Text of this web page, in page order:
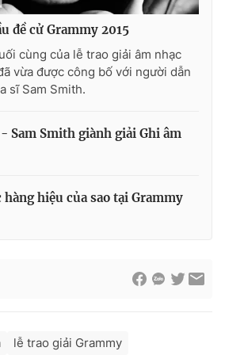
Truyền hình Việt Nam
931 - 024.38 355 932
đề cử Grammy 2015
cùng của lễ trao giải âm nhạc
vừa được công bố với người dẫn
sĩ Sam Smith.
Sam Smith giành giải Ghi âm
hiệu của sao tại Grammy
lễ trao giải Grammy